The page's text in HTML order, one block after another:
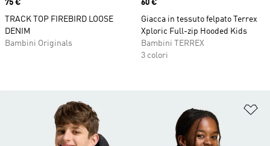
Price
75 €
TRACK TOP FIREBIRD LOOSE
DENIM
Bambini Originals
Price
60 €
Giacca in tessuto felpato Terrex
Xploric Full-zip Hooded Kids
Bambini TERREX
3 colori